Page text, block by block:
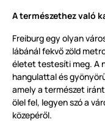
A természethez való
Freiburg egy olyan
lábánál fekvő zöld
életet testesíti meg. A
hangulattal és
amely a természet
ölel fel, legyen szó a
közepéről.